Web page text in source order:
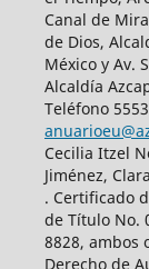
Canal de
de Dios,
México y Av.
Alcaldía
Teléfono
Cecilia Itzel
Jiménez,
. Certificado
de Título No.
8828, ambos
Derecho de